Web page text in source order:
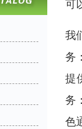
可
我
务
提
务
色